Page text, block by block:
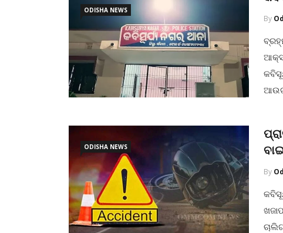
ODISHA NEWS
By
ହୋଇ
ODISHA NEWS
By